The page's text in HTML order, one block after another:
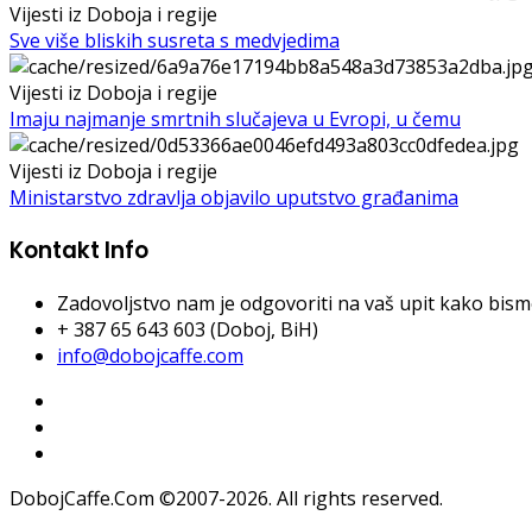
Vijesti iz Doboja i regije
Sve više bliskih susreta s medvjedima
Vijesti iz Doboja i regije
Imaju najmanje smrtnih slučajeva u Evropi, u čemu
Vijesti iz Doboja i regije
Ministarstvo zdravlja objavilo uputstvo građanima
Kontakt Info
Zadovoljstvo nam je odgovoriti na vaš upit kako
+ 387 65 643 603 (Doboj, BiH)
info@dobojcaffe.com
DobojCaffe.Com ©2007-2026. All rights reserved.